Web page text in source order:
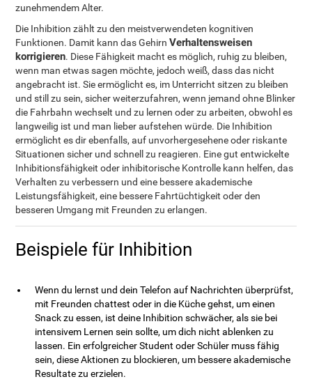
zunehmendem Alter.
Die Inhibition zählt zu den meistverwendeten kognitiven
Funktionen. Damit kann das GehirnVerhaltensweisen
korrigieren. Diese Fähigkeit macht es möglich, ruhig zu bleiben,
wenn man etwas sagen möchte, jedoch weiß, dass das nicht
angebracht ist. Sie ermöglicht es, im Unterricht sitzen zu bleiben
und still zu sein, sicher weiterzufahren, wenn jemand ohne Blinker
die Fahrbahn wechselt und zu lernen oder zu arbeiten, obwohl es
langweilig ist und man lieber aufstehen würde. Die Inhibition
ermöglicht es dir ebenfalls, auf unvorhergesehene oder riskante
Situationen sicher und schnell zu reagieren. Eine gut entwickelte
Inhibitionsfähigkeit oder inhibitorische Kontrolle kann helfen, das
Verhalten zu verbessern und eine bessere akademische
Leistungsfähigkeit, eine bessere Fahrtüchtigkeit oder den
besseren Umgang mit Freunden zu erlangen.
Beispiele für Inhibition
Wenn du lernst und dein Telefon auf Nachrichten überprüfst,
mit Freunden chattest oder in die Küche gehst, um einen
Snack zu essen, ist deine Inhibition schwächer, als sie bei
intensivem Lernen sein sollte, um dich nicht ablenken zu
lassen. Ein erfolgreicher Student oder Schüler muss fähig
sein, diese Aktionen zu blockieren, um bessere akademische
Resultate zu erzielen.